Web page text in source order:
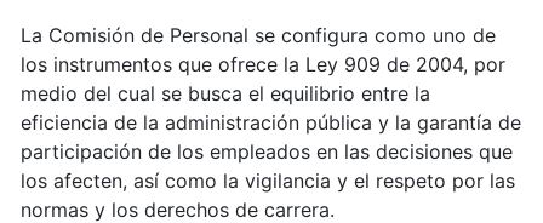
La Comisión de Personal se configura como uno de
los instrumentos que ofrece la Ley 909 de 2004, por
medio del cual se busca el equilibrio entre la
eficiencia de la administración pública y la garantía de
participación de los empleados en las decisiones que
los afecten, así como la vigilancia y el respeto por las
normas y los derechos de carrera.